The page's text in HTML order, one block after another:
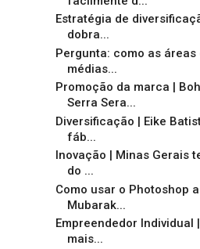
Estratégia de
dobra...
Pergunta: como as áreas
médias...
Promoção da marca |
Serra Sera...
Diversificação | Eike
fáb...
Inovação | Minas Gerais
do ...
Como usar o Photoshop
Mubarak...
Empreendedor Individual
mais...